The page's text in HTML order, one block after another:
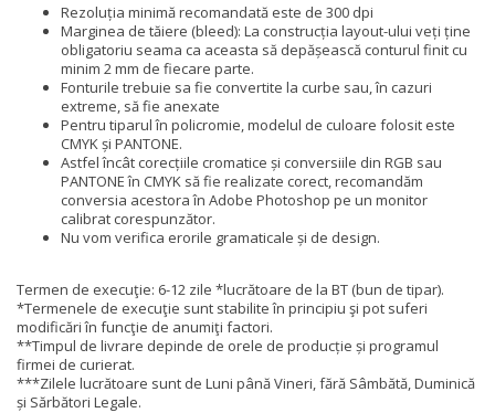
Rezoluția minimă recomandată este de 300 dpi
Marginea de tăiere (bleed): La construcția layout-ului veți ține
obligatoriu seama ca aceasta să depășească conturul finit cu
minim 2 mm de fiecare parte.
Fonturile trebuie sa fie convertite la curbe sau, în cazuri
extreme, să fie anexate
Pentru tiparul în policromie, modelul de culoare folosit este
CMYK și PANTONE.
Astfel încât corecțiile cromatice și conversiile din RGB sau
PANTONE în CMYK să fie realizate corect, recomandăm
conversia acestora în Adobe Photoshop pe un monitor
calibrat corespunzător.
Nu vom verifica erorile gramaticale și de design.
Termen de execuţie: 6-12 zile *lucrătoare de la BT (bun de tipar).
*Termenele de execuţie sunt stabilite în principiu şi pot suferi
modificări în funcţie de anumiţi factori.
**Timpul de livrare depinde de orele de producție și programul
firmei de curierat.
***Zilele lucrătoare sunt de Luni până Vineri, fără Sâmbătă, Duminică
și Sărbători Legale.